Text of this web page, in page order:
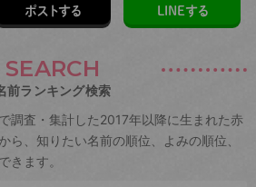
ポストする LINEする
SEARCH
前ランキング検索
調査・集計した2017年以降に生まれた赤
ら、知りたい名前の順位、よみの順位、
きます。